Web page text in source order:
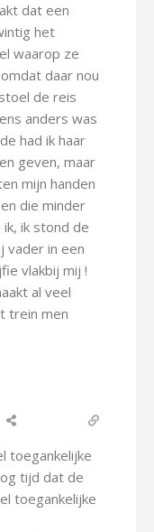
dat een
het
waarop ze
daar nou
de reis
anders was
had ik haar
geven, maar
mijn handen
die minder
ik stond de
vader in een
vlakbij mij !
al veel
trein men
toegankelijke
tijd dat de
toegankelijke